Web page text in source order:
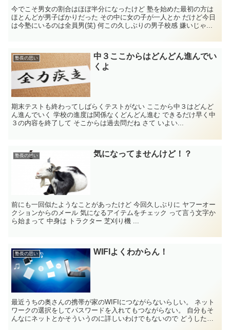
今でこそ男女の割合はほぼ半分になったけど 塾を始めた最初の方は
ほとんどが男子ばかりだった その中に女の子が一人とか だけど今日
は今塾にいるのは全員男(笑) 何この久しぶりの男子校感 嫌いじゃ...
塾長の思い
中３ここからはどんどん進んでい
くよ
期末テストも終わってしばらくテストがない ここから中３はどんど
ん進んでいく 学校の進度は関係なくどんどん進む できるだけ早く中
３の内容を終了して そこからは過去問だね さて いよい...
塾長の思い 気になってませんけど！？
前にも一回似たようなことがあったけど 今回久しぶりに ヤフーオー
クションからのメール 気になるアイテムをチェック って言う文字か
ら始まって 中身は トラクター 芝刈り機 ...
塾長の思い WIFIよくわからん！
最近うちの奥さんの携帯が家のWIFIにつながらないらしい。 ネット
ワークの選択をしてパスワードを入れてもつながらない。 自分もそ
んなにネットとかそういうのに詳しいわけでもないので どうしたも